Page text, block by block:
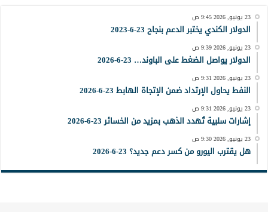
23 يونيو, 2026 9:45 ص
الدولار الكندي يختبر الدعم بنجاح 23-6-2023
23 يونيو, 2026 9:39 ص
الدولار يواصل الضغط على الباوند… 23-6-2026
23 يونيو, 2026 9:31 ص
النفط يحاول الإرتداد ضمن الإتجاة الهابط 23-6-2026
23 يونيو, 2026 9:31 ص
إشارات سلبية تُهدد الذهب بمزيد من الخسائر 23-6-2026
23 يونيو, 2026 9:30 ص
هل يقترب اليورو من كسر دعم جديد؟ 23-6-2026